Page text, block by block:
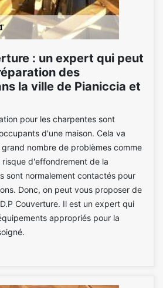
: un expert qui peut
des
la ville de Pianiccia et
pour les charpentes sont
d'une maison. Cela va
nombre de problèmes comme
d'effondrement de la
sont normalement contactés pour
Donc, on peut vous proposer de
Couverture. Il est un expert qui
appropriés pour la